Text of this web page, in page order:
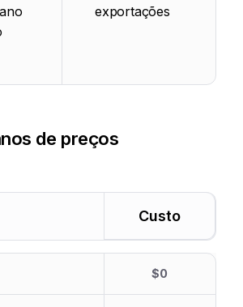
exportações
de preços
Custo
$0